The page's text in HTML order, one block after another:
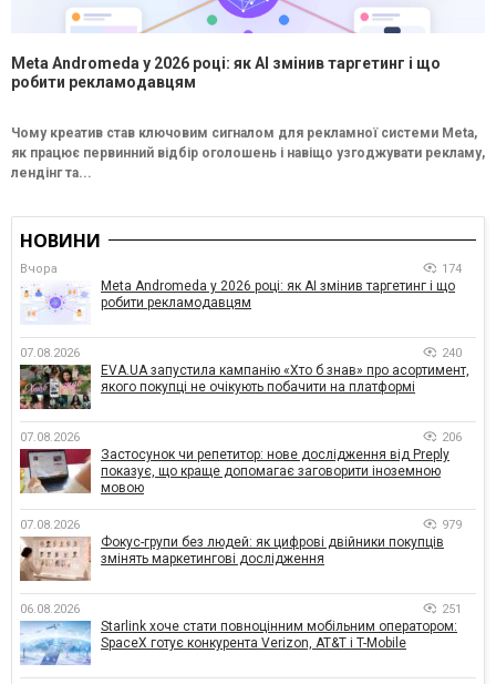
Meta Andromeda у 2026 році: як AI змінив таргетинг і що
робити рекламодавцям
Чому креатив став ключовим сигналом для рекламної системи Meta,
як працює первинний відбір оголошень і навіщо узгоджувати рекламу,
лендінг та...
НОВИНИ
Вчора 174
Meta Andromeda у 2026 році: як AI змінив таргетинг і що
робити рекламодавцям
07.08.2026 240
EVA.UA запустила кампанію «Хто б знав» про асортимент,
якого покупці не очікують побачити на платформі
07.08.2026 206
Застосунок чи репетитор: нове дослідження від Preply
показує, що краще допомагає заговорити іноземною
мовою
07.08.2026 979
Фокус-групи без людей: як цифрові двійники покупців
змінять маркетингові дослідження
06.08.2026 251
Starlink хоче стати повноцінним мобільним оператором:
SpaceX готує конкурента Verizon, AT&T і T-Mobile